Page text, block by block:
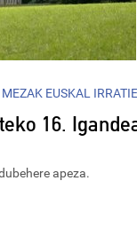
EUSKAL
16.
apeza.